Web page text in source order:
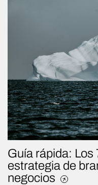
Guía rápida: Los
estrategia de
negocios